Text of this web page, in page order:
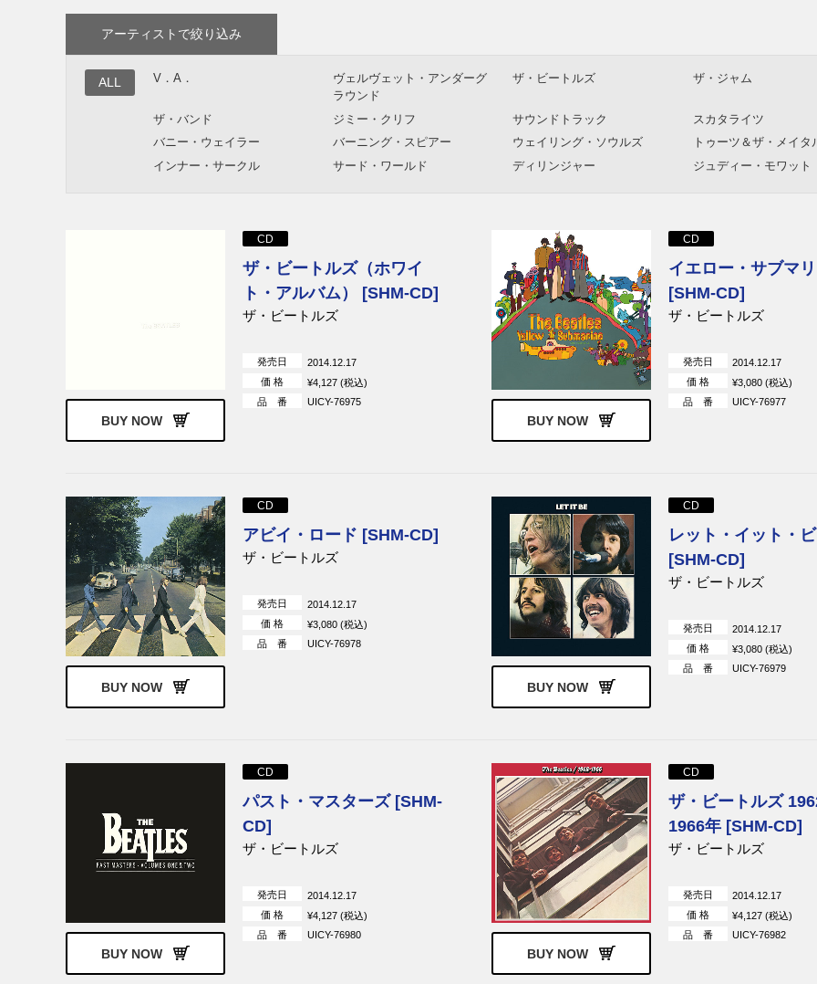
アーティストで絞り込み
ALL V．A．
ヴェルヴェット・アンダーグ
ラウンド
ザ・ビートルズ ザ・ジャム
ザ・バンド ジミー・クリフ サウンドトラック
スカタライツ
バニー・ウェイラー
バーニング・スピアー ウェイリング・ソウルズ
トゥーツ＆ザ・メイタ
インナー・サークル
サード・ワールド ディリンジャー
ジュディー・モワット
スティール・パルス
UB40
アパッチ・インディアン
チャカ・デマス＆プライヤー
アバ ヴォーチェス8 ブライアン・アダムス
ガンズ・アンド・ローゼズ V.A. ジョン・レノン
リンゴ・スター
ビーチ・ボーイズ
ヴァレンティーナ・リシッツ
ァ
ザ・フー ダイアナ・ロス
シュープリームス
ダイアナ・ロス＆ザ・シュー
ダイアナ・ロス＆マーヴィ
ン・ゲイ
ジョン・レノン＆ヨー
BUY NOW
CD
ザ・ビートルズ（ホワイ
ト・アルバム） [SHM-CD]
ザ・ビートルズ
発売日
2014.12.17
価 格
¥4,127 (税込)
品 番
UICY-76975
BUY NOW
CD
イエロー・サブマ
[SHM-CD]
ザ・ビートルズ
発売日
2014.12.17
価 格
¥3,080 (税込)
品 番
UICY-76977
BUY NOW
CD
アビイ・ロード [SHM-CD]
ザ・ビートルズ
発売日
2014.12.17
価 格
¥3,080 (税込)
品 番
UICY-76978
BUY NOW
CD
レット・イット・
[SHM-CD]
ザ・ビートルズ
発売日
2014.12.17
価 格
¥3,080 (税込)
品 番
UICY-76979
BUY NOW
CD
パスト・マスターズ [SHM-
CD]
ザ・ビートルズ
発売日
2014.12.17
価 格
¥4,127 (税込)
品 番
UICY-76980
BUY NOW
CD
ザ・ビートルズ
1966年 [SHM-CD]
ザ・ビートルズ
発売日
2014.12.17
価 格
¥4,127 (税込)
品 番
UICY-76982